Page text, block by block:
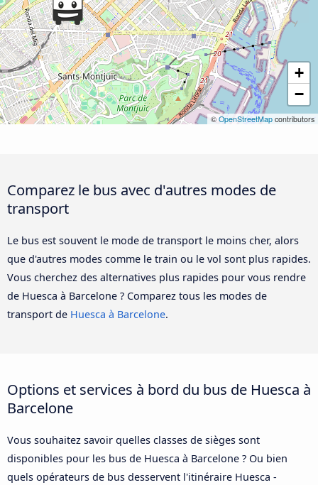
+
−
© OpenStreetMap contributors
Comparez le bus avec d'autres modes de
transport
Le bus est souvent le mode de transport le moins cher, alors
que d'autres modes comme le train ou le vol sont plus rapides.
Vous cherchez des alternatives plus rapides pour vous rendre
de Huesca à Barcelone ? Comparez tous les modes de
transport de Huesca à Barcelone.
Options et services à bord du bus de Huesca à
Barcelone
Vous souhaitez savoir quelles classes de sièges sont
disponibles pour les bus de Huesca à Barcelone ? Ou bien
quels opérateurs de bus desservent l'itinéraire Huesca -